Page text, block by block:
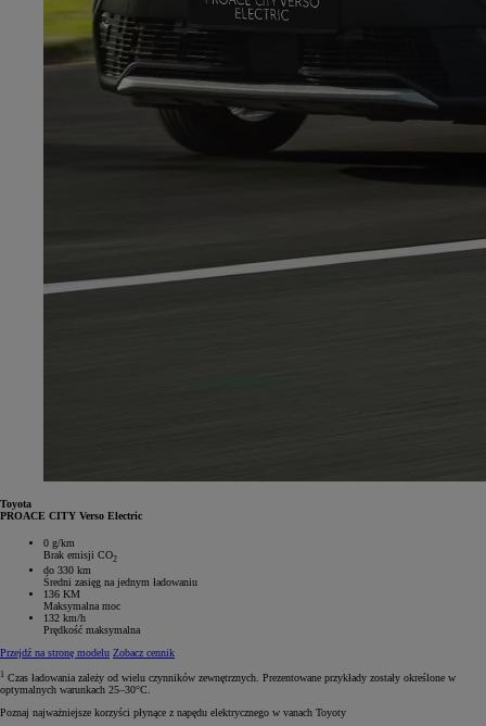
Toyota
PROACE CITY Verso Electric
0 g/km
Brak emisji CO2
do 330 km
Średni zasięg na jednym ładowaniu
136 KM
Maksymalna moc
132 km/h
Prędkość maksymalna
Przejdź na stronę modelu Zobacz cennik
1 Czas ładowania zależy od wielu czynników zewnętrznych. Prezentowane przykłady zostały określone w
optymalnych warunkach 25–30°C.
Poznaj najważniejsze korzyści płynące z napędu elektrycznego w vanach Toyoty